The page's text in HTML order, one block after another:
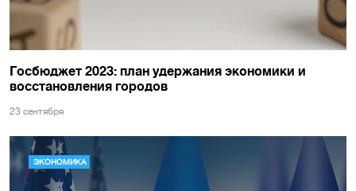
Госбюджет 2023: план удержания экономики и
восстановления городов
23 сентября
ЭКОНОМИКА